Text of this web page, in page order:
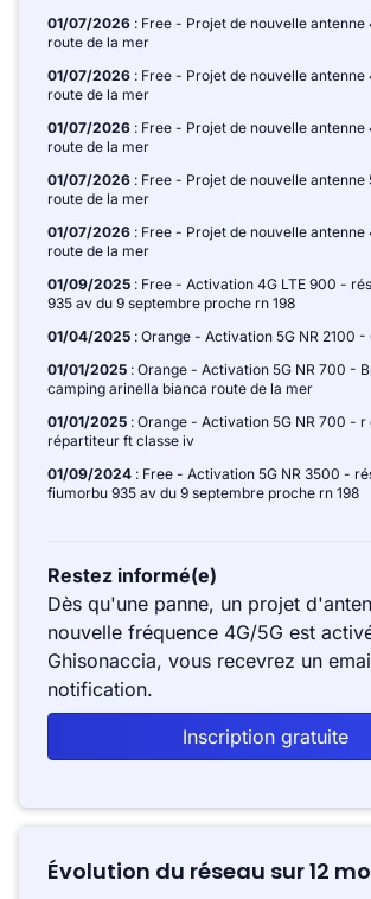
01/07/2026 : Free - Projet de nouvelle antenne
route de la mer
01/07/2026 : Free - Projet de nouvelle antenne
route de la mer
01/07/2026 : Free - Projet de nouvelle antenne
route de la mer
01/07/2026 : Free - Projet de nouvelle antenne
route de la mer
01/07/2026 : Free - Projet de nouvelle antenne
route de la mer
01/09/2025 : Free - Activation 4G LTE 900 -
935 av du 9 septembre proche rn 198
01/04/2025 : Orange - Activation 5G NR 2100
01/01/2025 : Orange - Activation 5G NR 700 -
camping arinella bianca route de la mer
01/01/2025 : Orange - Activation 5G NR 700 - r
répartiteur ft classe iv
01/09/2024 : Free - Activation 5G NR 3500 -
fiumorbu 935 av du 9 septembre proche rn 198
Restez informé(e)
Dès qu'une panne, un projet
nouvelle fréquence 4G/5G est
Ghisonaccia, vous recevrez un
notification.
Inscription gratuite
Évolution du réseau sur 12